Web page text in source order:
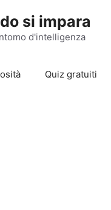
si impara
d'intelligenza
Quiz gratuiti